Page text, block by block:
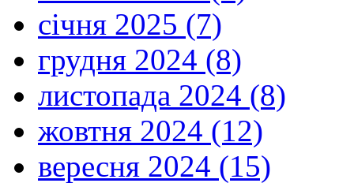
січня 2025 (7)
грудня 2024 (8)
листопада 2024 (8)
жовтня 2024 (12)
вересня 2024 (15)